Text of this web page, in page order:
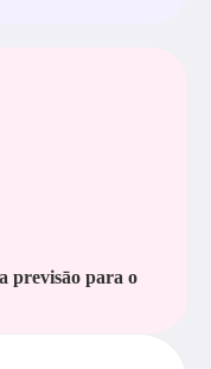
previsāo para o